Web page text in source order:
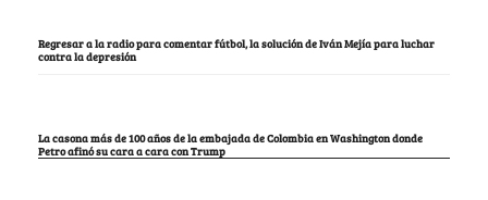
Regresar a la radio para comentar fútbol, la solución de Iván Mejía para luchar
contra la depresión
La casona más de 100 años de la embajada de Colombia en Washington donde
Petro afinó su cara a cara con Trump